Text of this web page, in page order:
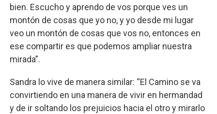
bien. Escucho y aprendo de vos porque ves un
montón de cosas que yo no, y yo desde mi lugar
veo un montón de cosas que vos no, entonces en
ese compartir es que podemos ampliar nuestra
mirada”.
Sandra lo vive de manera similar: “El Camino se va
convirtiendo en una manera de vivir en hermandad
y de ir soltando los prejuicios hacia el otro y mirarlo